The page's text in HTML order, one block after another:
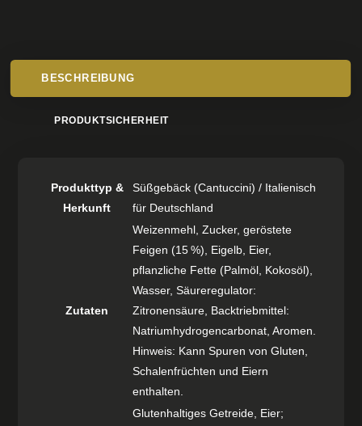
BESCHREIBUNG
PRODUKTSICHERHEIT
Produkttyp &
Herkunft
Süßgebäck (Cantuccini) / Italienisch
für Deutschland
Zutaten
Weizenmehl, Zucker, geröstete
Feigen (15 %), Eigelb, Eier,
pflanzliche Fette (Palmöl, Kokosöl),
Wasser, Säureregulator:
Zitronensäure, Backtriebmittel:
Natriumhydrogencarbonat, Aromen.
Hinweis: Kann Spuren von Gluten,
Schalenfrüchten und Eiern
enthalten.
Glutenhaltiges Getreide, Eier;